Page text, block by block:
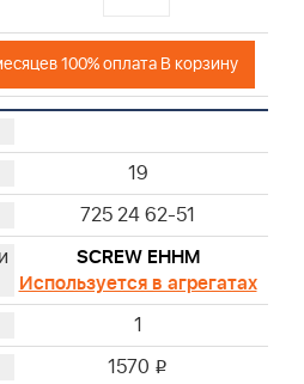
100% оплата В корзину
19
725 24 62-51
SCREW EHHM
Используется в агрегатах
1
1570 i